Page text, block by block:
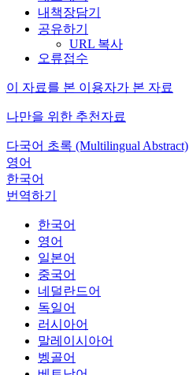
내책장담기
공유하기
URL 복사
오류접수
이 자료를 본 이용자가 본 자료
나만을 위한 추천자료
다국어 초록 (Multilingual Abstract)
영어
한국어
번역하기
한국어
영어
일본어
중국어
네덜란드어
독일어
러시아어
말레이시아어
벵골어